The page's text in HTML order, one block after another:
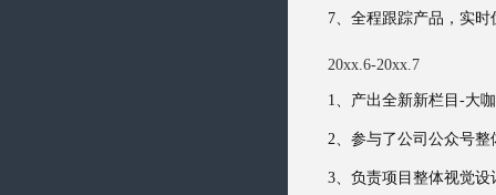
7、全程跟踪产品，实
20xx.6-20xx.7
1、产出全新新栏目-大
2、参与了公司公众号
3、负责项目整体视觉